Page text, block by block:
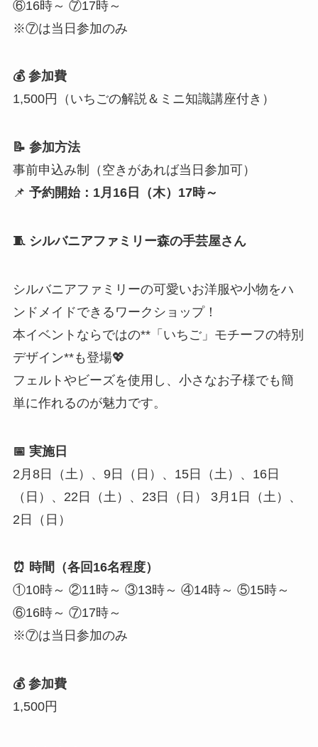
⑥16時～ ⑦17時～
※⑦は当日参加のみ
💰 参加費
1,500円（いちごの解説＆ミニ知識講座付き）
📝 参加方法
事前申込み制（空きがあれば当日参加可）
📌 予約開始：1月16日（木）17時～
🧵 シルバニアファミリー森の手芸屋さん
シルバニアファミリーの可愛いお洋服や小物をハ
ンドメイドできるワークショップ！
本イベントならではの**「いちご」モチーフの特別
デザイン**も登場💖
フェルトやビーズを使用し、小さなお子様でも簡
単に作れるのが魅力です。
📅 実施日
2月8日（土）、9日（日）、15日（土）、16日
（日）、22日（土）、23日（日） 3月1日（土）、
2日（日）
⏰ 時間（各回16名程度）
①10時～ ②11時～ ③13時～ ④14時～ ⑤15時～
⑥16時～ ⑦17時～
※⑦は当日参加のみ
💰 参加費
1,500円